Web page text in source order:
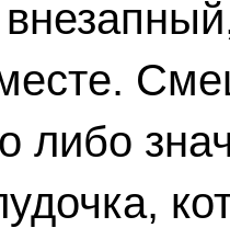
либо